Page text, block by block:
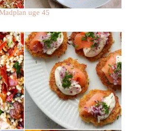
uge 45